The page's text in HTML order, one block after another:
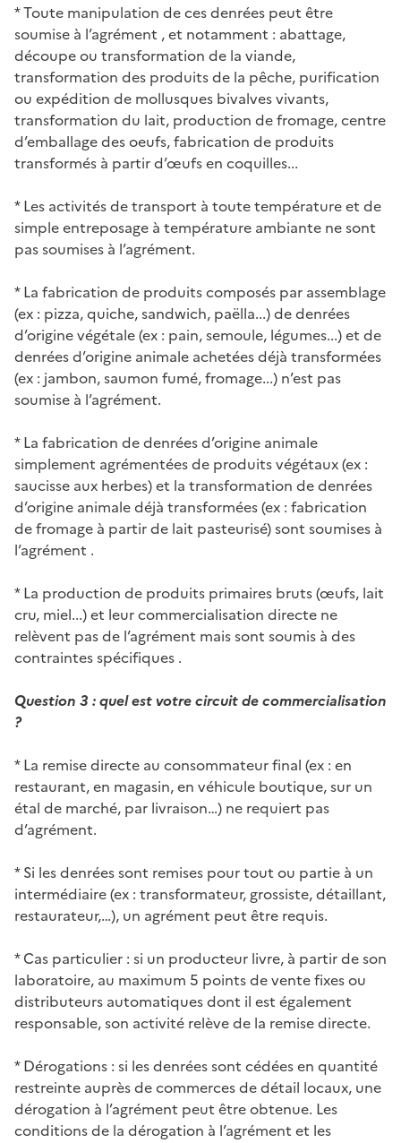
* Toute manipulation de ces denrées peut être
soumise à l’agrément , et notamment : abattage,
découpe ou transformation de la viande,
transformation des produits de la pêche, purification
ou expédition de mollusques bivalves vivants,
transformation du lait, production de fromage, centre
d’emballage des oeufs, fabrication de produits
transformés à partir d’œufs en coquilles...
* Les activités de transport à toute température et de
simple entreposage à température ambiante ne sont
pas soumises à l’agrément.
* La fabrication de produits composés par assemblage
(ex : pizza, quiche, sandwich, paëlla...) de denrées
d’origine végétale (ex : pain, semoule, légumes...) et de
denrées d’origine animale achetées déjà transformées
(ex : jambon, saumon fumé, fromage...) n’est pas
soumise à l’agrément.
* La fabrication de denrées d’origine animale
simplement agrémentées de produits végétaux (ex :
saucisse aux herbes) et la transformation de denrées
d’origine animale déjà transformées (ex : fabrication
de fromage à partir de lait pasteurisé) sont soumises à
l’agrément .
* La production de produits primaires bruts (œufs, lait
cru, miel...) et leur commercialisation directe ne
relèvent pas de l’agrément mais sont soumis à des
contraintes spécifiques .
Question 3 : quel est votre circuit de commercialisation
?
* La remise directe au consommateur final (ex : en
restaurant, en magasin, en véhicule boutique, sur un
étal de marché, par livraison…) ne requiert pas
d’agrément.
* Si les denrées sont remises pour tout ou partie à un
intermédiaire (ex : transformateur, grossiste, détaillant,
restaurateur,…), un agrément peut être requis.
* Cas particulier : si un producteur livre, à partir de son
laboratoire, au maximum 5 points de vente fixes ou
distributeurs automatiques dont il est également
responsable, son activité relève de la remise directe.
* Dérogations : si les denrées sont cédées en quantité
restreinte auprès de commerces de détail locaux, une
dérogation à l’agrément peut être obtenue. Les
conditions de la dérogation à l’agrément et les